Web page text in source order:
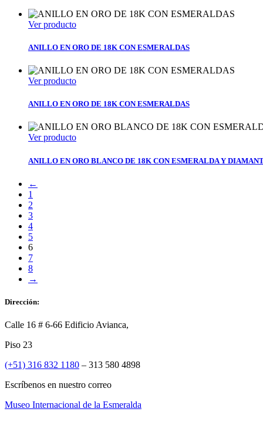
Ver producto
ANILLO EN ORO DE 18K CON ESMERALDAS
Ver producto
ANILLO EN ORO DE 18K CON ESMERALDAS
Ver producto
ANILLO EN ORO BLANCO DE 18K CON ESMERALDA Y
←
1
2
3
4
5
6
7
8
→
Dirección:
Calle 16 # 6-66 Edificio Avianca,
Piso 23
(+51) 316 832 1180 – 313 580 4898
Escríbenos en nuestro correo
Museo Internacional de la Esmeralda